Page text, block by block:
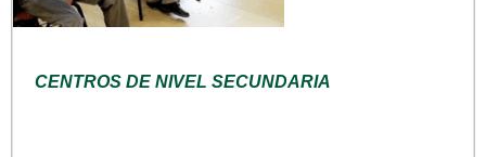
CENTROS DE NIVEL SECUNDARIA